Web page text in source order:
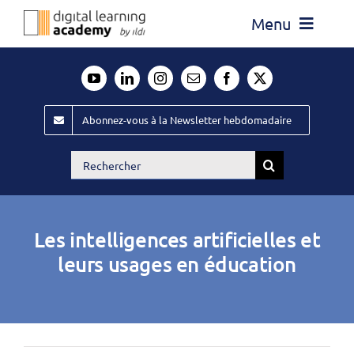
Passer
Menu
Évènements ILDI
Offres d’emploi
Publiez
Abonnez-vous à la Newsletter hebdomadaire
Rechercher:
Les intelligences artificielles et
leurs usages en éducation